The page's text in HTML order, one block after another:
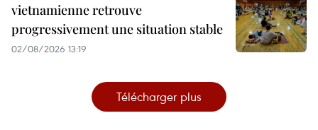
vietnamienne retrouve
progressivement une situation stable
02/08/2026 13:19
Télécharger plus